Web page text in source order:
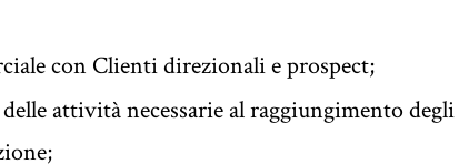
con Clienti direzionali e prospect;
attività necessarie al raggiungimento degli